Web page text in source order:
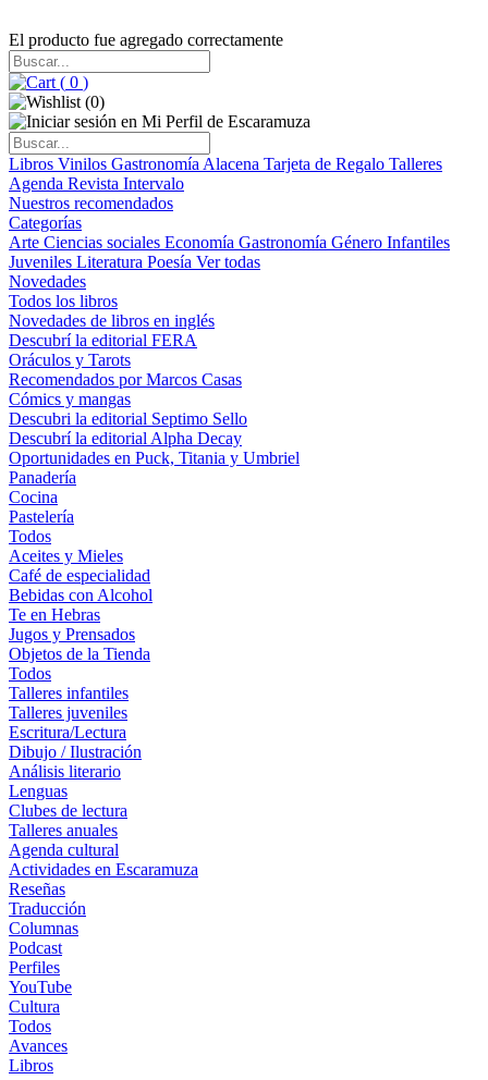
El producto fue agregado correctamente
( 0 )
(0)
Libros Vinilos Gastronomía Alacena Tarjeta de Regalo Talleres
Agenda Revista Intervalo
Nuestros recomendados
Categorías
Arte Ciencias sociales Economía Gastronomía Género Infantiles
Juveniles Literatura Poesía Ver todas
Novedades
Todos los libros
Novedades de libros en inglés
Descubrí la editorial FERA
Oráculos y Tarots
Recomendados por Marcos Casas
Cómics y mangas
Descubri la editorial Septimo Sello
Descubrí la editorial Alpha Decay
Oportunidades en Puck, Titania y Umbriel
Panadería
Cocina
Pastelería
Todos
Aceites y Mieles
Café de especialidad
Bebidas con Alcohol
Te en Hebras
Jugos y Prensados
Objetos de la Tienda
Todos
Talleres infantiles
Talleres juveniles
Escritura/Lectura
Dibujo / Ilustración
Análisis literario
Lenguas
Clubes de lectura
Talleres anuales
Agenda cultural
Actividades en Escaramuza
Reseñas
Traducción
Columnas
Podcast
Perfiles
YouTube
Cultura
Todos
Avances
Libros